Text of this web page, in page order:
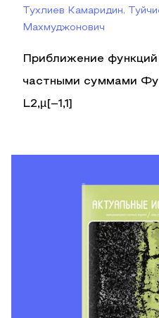
Тухлиев Камаридин,
Махмуджонович
Приближение
частными суммами
L2,µ[–1,1]